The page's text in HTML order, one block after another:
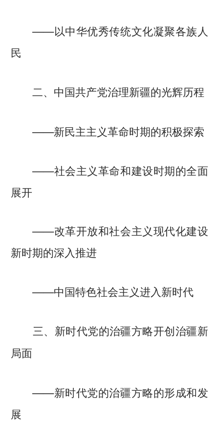
——以中华优秀传统文化凝聚各族人
民
二、中国共产党治理新疆的光辉历程
——新民主主义革命时期的积极探索
——社会主义革命和建设时期的全面
展开
——改革开放和社会主义现代化建设
新时期的深入推进
——中国特色社会主义进入新时代
三、新时代党的治疆方略开创治疆新
局面
——新时代党的治疆方略的形成和发
展